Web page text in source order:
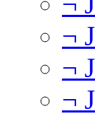
¬
¬
¬